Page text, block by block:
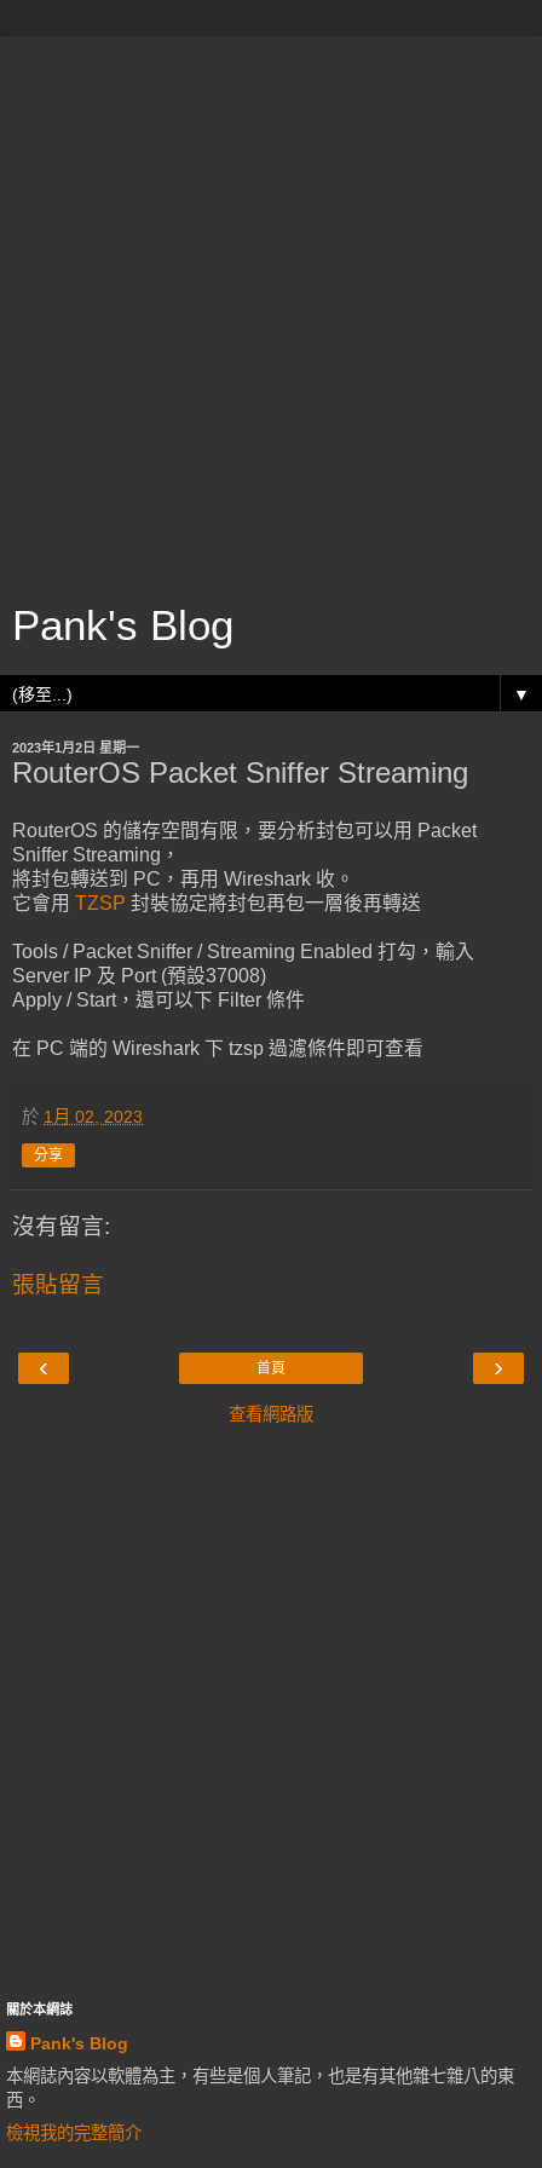
Pank's Blog
▼
2023年1月2日 星期一
RouterOS Packet Sniffer Streaming
RouterOS 的儲存空間有限，要分析封包可以用 Packet
Sniffer Streaming，
將封包轉送到 PC，再用 Wireshark 收。
它會用 TZSP 封裝協定將封包再包一層後再轉送
Tools / Packet Sniffer / Streaming Enabled 打勾，輸入
Server IP 及 Port (預設37008)
Apply / Start，還可以下 Filter 條件
在 PC 端的 Wireshark 下 tzsp 過濾條件即可查看
於 1月 02, 2023
分享
沒有留言:
張貼留言
‹ ›
首頁
查看網路版
關於本網誌
Pank's Blog
本網誌內容以軟體為主，有些是個人筆記，也是有其他雜七雜八的東
西。
檢視我的完整簡介